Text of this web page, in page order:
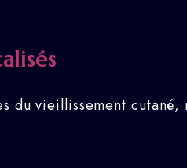
du vieillissement cutané,